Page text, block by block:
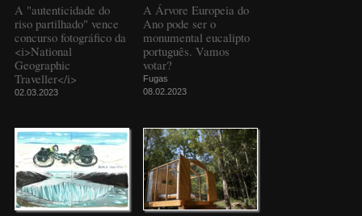
A "autenticidade do
riso partilhado" vence
concurso fotográfico da
<i>National
Geographic
Traveller</i>
02.03.2023
A Árvore Europeia do
Ano pode ser o
monumental eucalipto
português. Vamos
votar?
Fugas
08.02.2023